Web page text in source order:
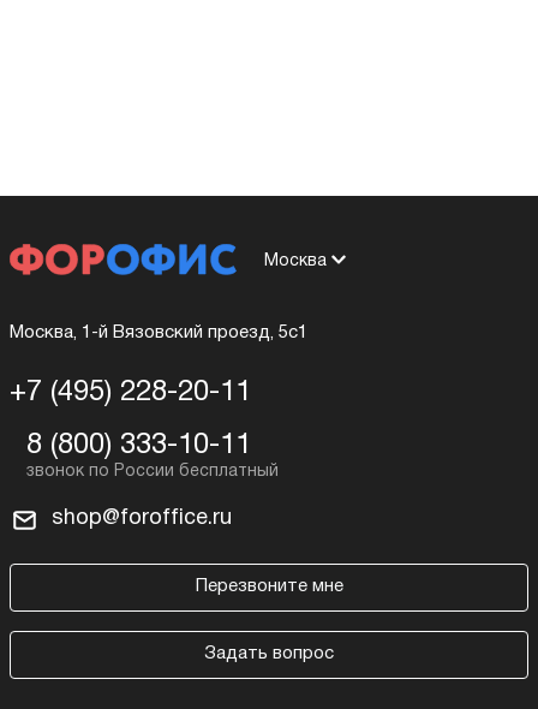
Москва
Москва, 1-й Вязовский проезд, 5с1
+7 (495) 228-20-11
8 (800) 333-10-11
shop@foroffice.ru
Перезвоните мне
Задать вопрос